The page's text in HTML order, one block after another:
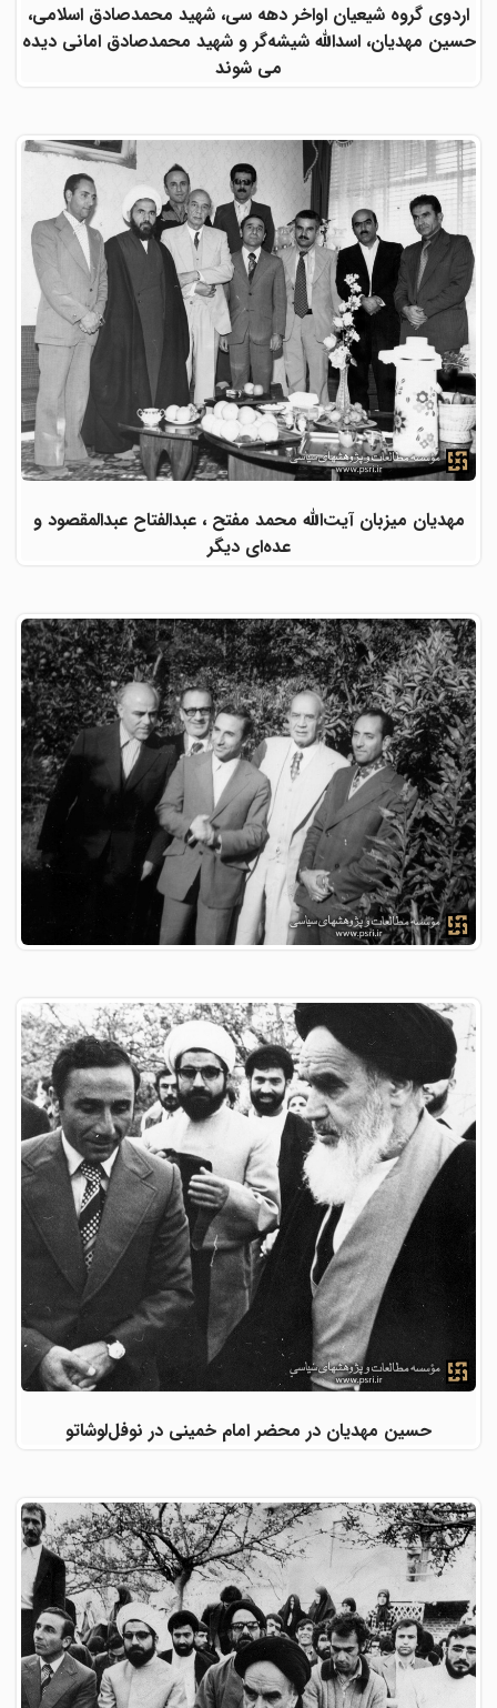
اردوی گروه شیعیان اواخر دهه سی، شهید محمدصادق اسلامی،
حسین مهدیان، اسدالله شیشه‌گر و شهید محمدصادق امانی دیده
می شوند
مهدیان میزبان آیت‌الله محمد مفتح ، عبدالفتاح عبدالمقصود و
عده‌ای دیگر
حسین مهدیان در محضر امام خمینی در نوفل‌لوشاتو